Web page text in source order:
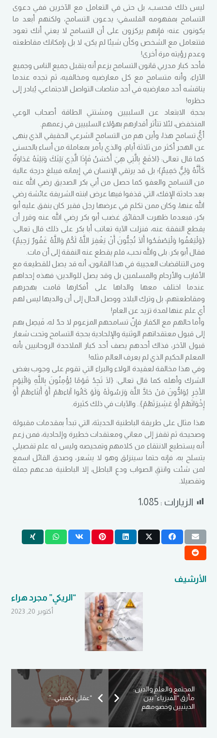
ليس ذلك فحسب، بل حتى في التعامل مع الآخرين ففي دعوى
التسامح بمفهومه الفلسفي؛ يدعون التسامح، ولكنهم أبعد ما
يكونون عنه؛ فإنهم يركزون على أن التسامح لا يعني أنك تعود
فتتعامل مع الشخص وكأن شيئا لم يكن، لا بل بإمكانك مقاطعته
وعدم رؤيته مرة أخرى!
فأحد كبار مدربي قانون التسامح يزعم أنه يتقبل جميع الناس وجميع
الآراء، وأنه متسامح مع كل معارضيه ومخالفيه، ثم تجده عندما
يناقشه أحد معارضيه في أحد مناصات التواصل الاجتماعي، يُبادر إلى
حظره!
بحجة الابتعاد عن السلبيين ومشتتي الطاقة أصحاب الوعي
المنخفض، لئلا تتأثر أقدارهم بهؤلاء السلبيين في زعمهم.
أيُّ تسامح هذا، وأين هم من التسامح الشرعي الحقيقي الذي ينهى
عن الهجر أكثر من ثلاثة أيام، والذي يأمر بمعاملة من أساء بالحسنى
كما قال تعالى: {ادْفَعْ بِالَّتِي هِيَ أَحْسَنُ فَإِذَا الَّذِي بَيْنَكَ وَبَيْنَهُ عَدَاوَةٌ
كَأَنَّهُ وَلِيٌّ حَمِيمٌ}؛ بل قد يرتقي الإنسان في إيمانه فيبلغ درجة عالية
من التسامح والعفو كما حصل من أبي بكر الصديق رضي الله عنه
بعد حادثة الإفك، التي قذفوا فيها عرض ابنته الشريفة عائشة رضي
الله عنها، وكان ممن تكلم في عرضها رجل فقير كان ينفق عليه أبو
بكر، فبعدما ظهرت الحقائق غضب أبو بكر رضي الله عنه وقرر أن
يقطع النفقة عنه، فنزلت الآية تعاتب أبا بكر على ذلك قال تعالى:
{وَلْيَعْفُوا وَلْيَصْفَحُوا أَلَا تُحِبُّونَ أَنْ يَغْفِرَ اللَّهُ لَكُمْ وَاللَّهُ غَفُورٌ رَحِيمٌ}
فقال أبو بكر: بلى والله نحب، فلم يقطع عنه النفقة إلى أن مات.
ومن التناقضات العجيبة في هذا القانون، أنه قد يصل للقطيعة مع
الأقارب والأرحام والمسلمين بل وقد يصل للوالدين؛ فهذه إحداهم
عندما اختلف معها والداها على أفكارها قامت بهجرهم
ومقاطعتهم، بل وترك البلاد ووصل الحال إلى أن والديها ليس لهم
أي علم عنها لمدة تزيد عن العام!
وأما حالهم مع الكفار فإنّ تسامحهم المزعوم لا حدّ له، فَيصِل بهم
إلى قبول معتقداتهم الوثنية والإلحادية بحجة التسامح وتحت شعار
قبول الآخر، فذاك أحدهم يصف أحد كبار الملاحدة الروحانيين بأنه
المعلم الحكيم الذي لم يعرف العالم مثله!
وفي هذا مخالفة لعقيدة الولاء والبراء التي تقوم على وجوب بغض
الشرك وأهله كما قال تعالى: {لَا تَجِدُ قَوْمًا يُؤْمِنُونَ بِاللَّهِ وَالْيَوْمِ
الْآخِرِ يُوَادُّونَ مَنْ حَادَّ اللَّهَ وَرَسُولَهُ وَلَوْ كَانُوا آبَاءهُمْ أَوْ أَبْنَاءهُمْ أَوْ
إِخْوَانَهُمْ أَوْ عَشِيرَتَهُمْ}.. والآيات في ذلك كثيرة.
هذا مثال على طريقة الباطنية الحديثة، التي تبدأ بمقدمات مقبولة
وصحيحة ثم تقفز إلى معاني ومعتقدات خطيرة وإلحادية، فمن زعم
أنه يستطيع الانتقاء من كلامهم وتمحيصه وليس له علم تفصيلي
يتسلح به، فإنه حتما سينزلق وهو لا يشعر، وصدق القائل اسمع
لمن شئت وانتقِ الصواب ودعِ الباطل، إلا الباطنية فدعهم جملة
وتفصيلا.
الزيارات :1٬085
الأرشيف
“الريكي” مجرد هراء
أكتوبر 20, 2023
“عقلي يكفيني..”
المجتمع والعلم والدين:
مأزق “الفيزياء” بين
الدينيين وخصومهم